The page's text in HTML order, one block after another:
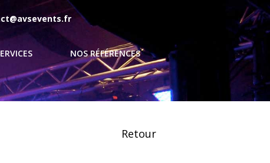
NOS RÉFÉRENCES
Retour